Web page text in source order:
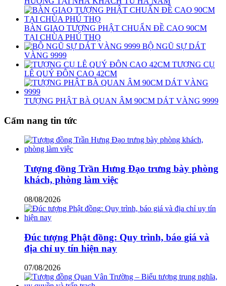
BÀN GIAO TƯỢNG PHẬT CHUẨN ĐỀ CAO 90CM
TẠI CHÙA PHÚ THỌ
BỘ NGŨ SỰ DÁT
VÀNG 9999
TƯỢNG CỤ
LÊ QUÝ ĐÔN CAO 42CM
TƯỢNG PHẬT BÀ QUAN ÂM 90CM DÁT VÀNG 9999
Cẩm nang tin tức
Tượng đồng Trần Hưng Đạo trưng bày phòng
khách, phòng làm việc
08/08/2026
Đúc tượng Phật đồng: Quy trình, báo giá và
địa chỉ uy tín hiện nay
07/08/2026